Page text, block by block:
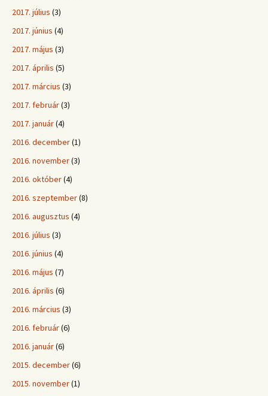
2017. július (3)
2017. június (4)
2017. május (3)
2017. április (5)
2017. március (3)
2017. február(3)
2017. január(4)
2016. december(1)
2016. november(3)
2016. október(4)
2016. szeptember(8)
2016. augusztus (4)
2016. július (3)
2016. június (4)
2016. május (7)
2016. április (6)
2016. március (3)
2016. február(6)
2016. január(6)
2015. december(6)
2015. november(1)